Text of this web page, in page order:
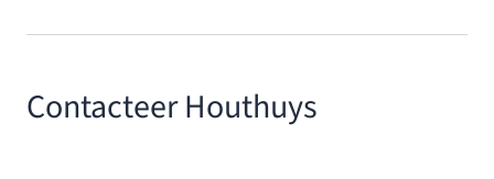
Contacteer Houthuys